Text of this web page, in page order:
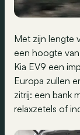
Met zijn lengte
een hoogte van
Kia EV9 een
Europa zullen
zitrij: een bank
relaxzetels of